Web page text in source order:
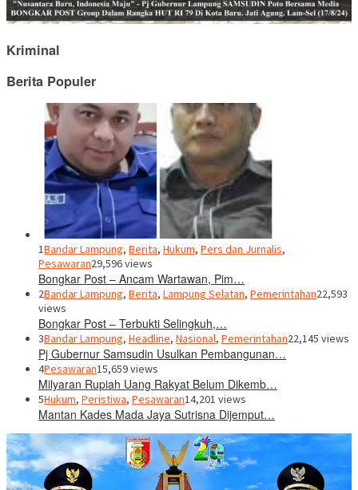
Kriminal
Berita Populer
1Bandar Lampung, Berita, Hukum, Pers dan Jurnalis,
Pesawaran29,596 views
Bongkar Post – Ancam Wartawan, Pim…
2Bandar Lampung, Berita, Lampung Selatan, Pemerintahan22,593
views
Bongkar Post – Terbukti Selingkuh,…
3Bandar Lampung, Headline, Nasional, Pemerintahan22,145 views
Pj Gubernur Samsudin Usulkan Pembangunan…
4Pesawaran15,659 views
Milyaran Rupiah Uang Rakyat Belum Dikemb…
5Hukum, Peristiwa, Pesawaran14,201 views
Mantan Kades Mada Jaya Sutrisna Dijemput…